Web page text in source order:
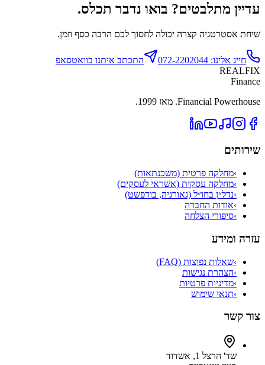
עדיין מתלבטים? בואו נדבר תכלס.
שיחת אסטרטגיה קצרה יכולה לחסוך לכם הרבה כסף וזמן.
חייג אלינו: 072-2202044
התכתב איתנו בוואטסאפ
REALFIX
Finance
Financial Powerhouse. מאז 1999.
שירותים
›מחלקה פרטית (משכנתאות)
›מחלקה עסקית (אשראי לעסקים)
›נדל״ן בחו״ל (גאורגיה, בודפשט)
›אודות החברה
›סיפורי הצלחה
עזרה ומידע
›שאלות נפוצות (FAQ)
›הצהרת נגישות
›מדיניות פרטיות
›תנאי שימוש
צור קשר
שד' הרצל 1, אשדוד